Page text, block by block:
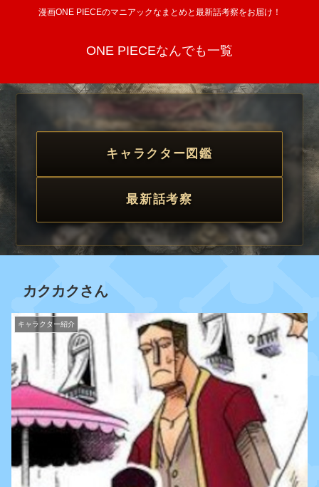
漫画ONE PIECEのマニアックなまとめと最新話考察をお届け！
ONE PIECEなんでも一覧
キャラクター図鑑
最新話考察
カクカクさん
キャラクター紹介